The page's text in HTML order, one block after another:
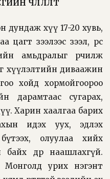
ЧӨЛӨӨЛӨЛТ
дундаж хүү 17-20 хувь,
зээлээс зээл, өрөөс
амьдралыг өөрчилж
хүүлэлтийн диваажин
хойд хормойгоороо
дарамтаас сугарах,
Харин хаалгаа барих
идэх уух, эдлэх
олуулаа хийх
өдөр наашлахгүй.
урих нэгэнт